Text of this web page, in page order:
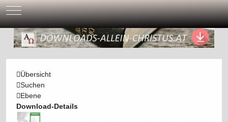
Mobile Menu Toggle
Übersicht
Suchen
Ebene
Download-Details